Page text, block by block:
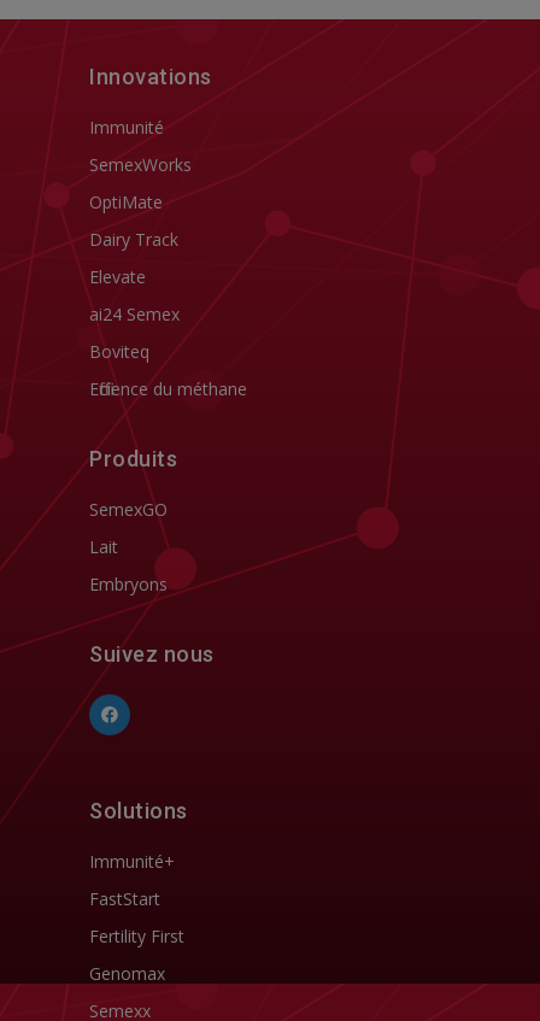
Innovations
Immunité
SemexWorks
OptiMate
Dairy Track
Elevate
ai24 Semex
Boviteq
Efficience du méthane
Produits
SemexGO
Lait
Embryons
Suivez nous
Solutions
Immunité+
FastStart
Fertility First
Genomax
Semexx